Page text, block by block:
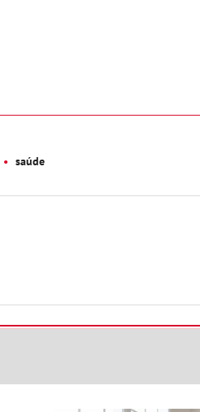
saúde